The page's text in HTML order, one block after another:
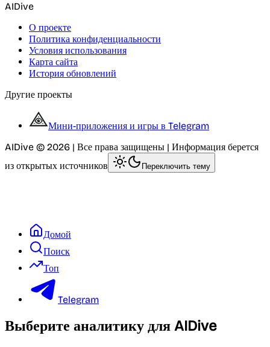
AIDive
О проекте
Политика конфиденциальности
Условия использования
Карта сайта
История обновлений
Другие проекты
Мини-приложения и игры в Telegram
AIDive © 2026 | Все права защищены | Информация берется
из открытых источников
Переключить тему
Домой
Поиск
Топ
Telegram
Выберите аналитику для AIDive